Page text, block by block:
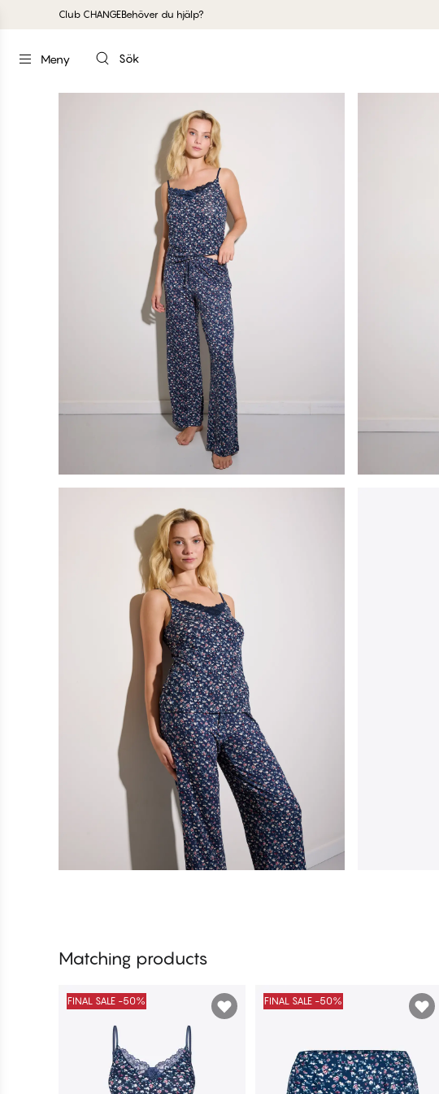
Club CHANGEBehöver du hjälp?
Meny Sök
Matching products
FINAL SALE -50% FINAL SALE -50%